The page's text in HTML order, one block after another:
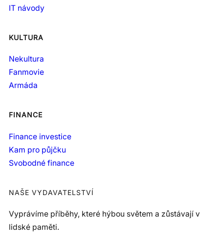
IT návody
KULTURA
Nekultura
Fanmovie
Armáda
FINANCE
Finance investice
Kam pro půjčku
Svobodné finance
NAŠE VYDAVATELSTVÍ
Vyprávíme příběhy, které hýbou světem a zůstávají v
lidské paměti.